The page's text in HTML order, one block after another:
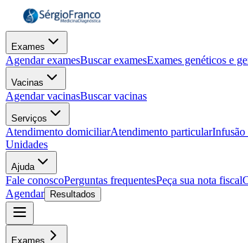
Exames
Agendar examesBuscar examesExames genéticos e
Vacinas
Agendar vacinasBuscar vacinas
Serviços
Atendimento domiciliarAtendimento particularInfusão
Unidades
Ajuda
Fale conoscoPerguntas frequentesPeça sua nota fiscal
Agendar
Resultados
Exames